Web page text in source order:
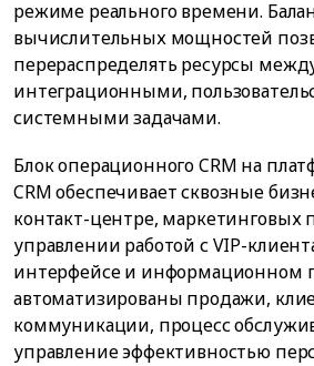
режиме реального времени.
вычислительных мощностей
перераспределять ресурсы
интеграционными,
системными задачами.
Блок операционного CRM на
CRM обеспечивает сквозные
контакт-центре, маркетинговых
управлении работой с VIP-
интерфейсе и информационном
автоматизированы продажи,
коммуникации, процесс
управление эффективностью